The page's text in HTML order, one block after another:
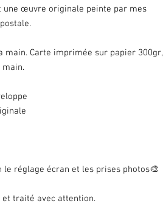
une œuvre originale peinte par mes
Carte imprimée sur papier 300gr,
main.
réglage écran et les prises photos🎨
et traité avec attention.